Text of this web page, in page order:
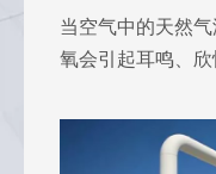
当空气中的天然
氧会引起耳鸣、欣